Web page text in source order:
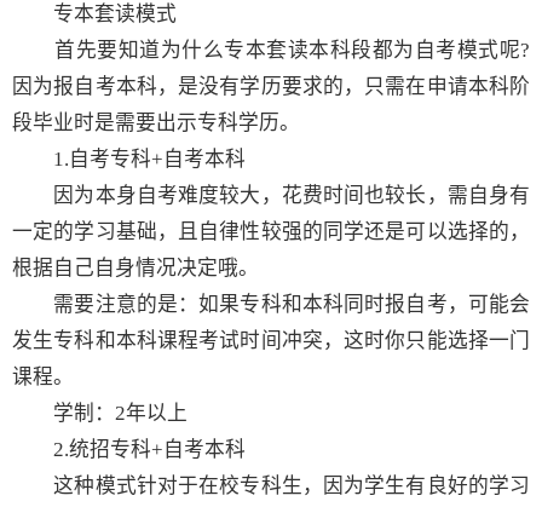
专本套读模式
首先要知道为什么专本套读本科段都为自考模式呢?
因为报自考本科，是没有学历要求的，只需在申请本科阶
段毕业时是需要出示专科学历。
1.自考专科+自考本科
因为本身自考难度较大，花费时间也较长，需自身有
一定的学习基础，且自律性较强的同学还是可以选择的，
根据自己自身情况决定哦。
需要注意的是：如果专科和本科同时报自考，可能会
发生专科和本科课程考试时间冲突，这时你只能选择一门
课程。
学制：2年以上
2.统招专科+自考本科
这种模式针对于在校专科生，因为学生有良好的学习